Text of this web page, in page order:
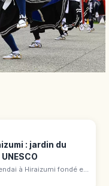
: jardin du
à Hiraizumi fondé en
Jardin Jodo Teien